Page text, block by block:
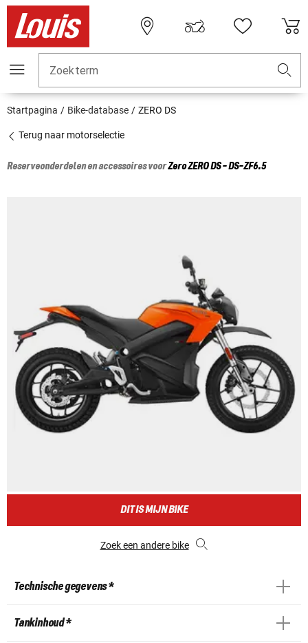
Zoekterm
Startpagina Bike-database ZERO DS
Terug naar motorselectie
Reserveonderdelen en accessoires voorZeroZERO DS - DS-ZF6.5
DIT IS MIJN BIKE
Zoek een andere bike
Technische gegevens *
Tankinhoud *